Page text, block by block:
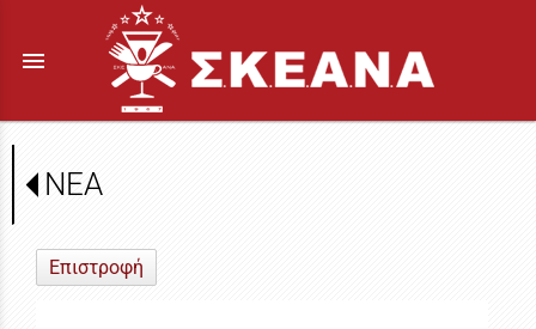
menu
ΝΕΑ
Επιστροφή